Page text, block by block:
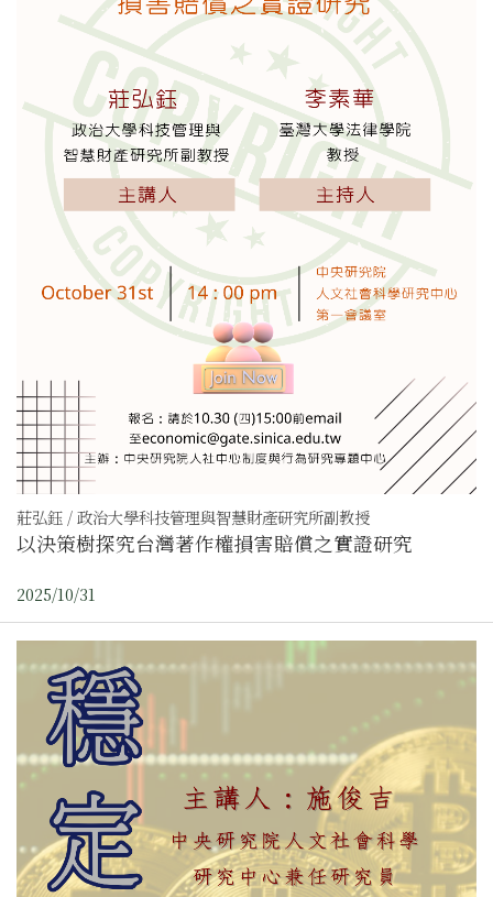
莊弘鈺 / 政治大學科技管理與智慧財產研究所副教授
以決策樹探究台灣著作權損害賠償之實證研究
2025/10/31